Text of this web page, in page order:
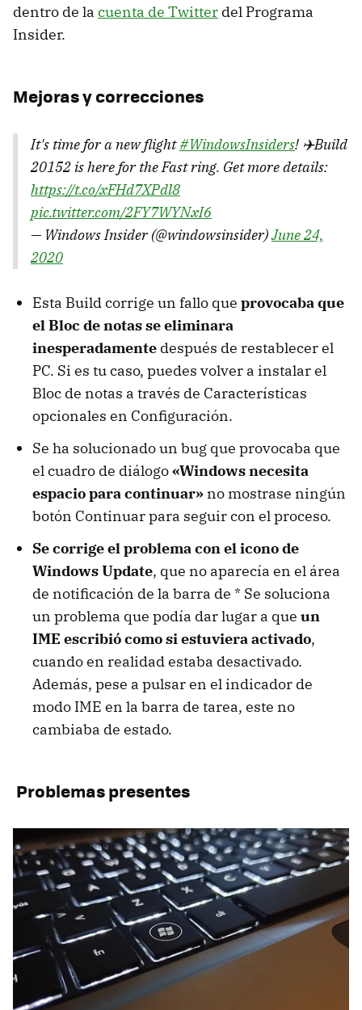
dentro de la cuenta de Twitter del Programa
Insider.
Mejoras y correcciones
It's time for a new flight#WindowsInsiders! ✈️Build
20152 is here for the Fast ring. Get more details:
https://t.co/xFHd7XPdl8
pic.twitter.com/2FY7WYNxI6
— Windows Insider (@windowsinsider)June 24,
2020
Esta Build corrige un fallo que provocaba que
el Bloc de notas se eliminara
inesperadamente después de restablecer el
PC. Si es tu caso, puedes volver a instalar el
Bloc de notas a través de Características
opcionales en Configuración.
Se ha solucionado un bug que provocaba que
el cuadro de diálogo«Windows necesita
espacio para continuar» no mostrase ningún
botón Continuar para seguir con el proceso.
Se corrige el problema con el icono de
Windows Update, que no aparecía en el área
de notificación de la barra de * Se soluciona
un problema que podía dar lugar a que un
IME escribió como si estuviera activado,
cuando en realidad estaba desactivado.
Además, pese a pulsar en el indicador de
modo IME en la barra de tarea, este no
cambiaba de estado.
Problemas presentes